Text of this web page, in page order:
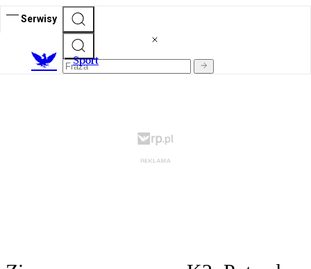
Serwisy
Sport